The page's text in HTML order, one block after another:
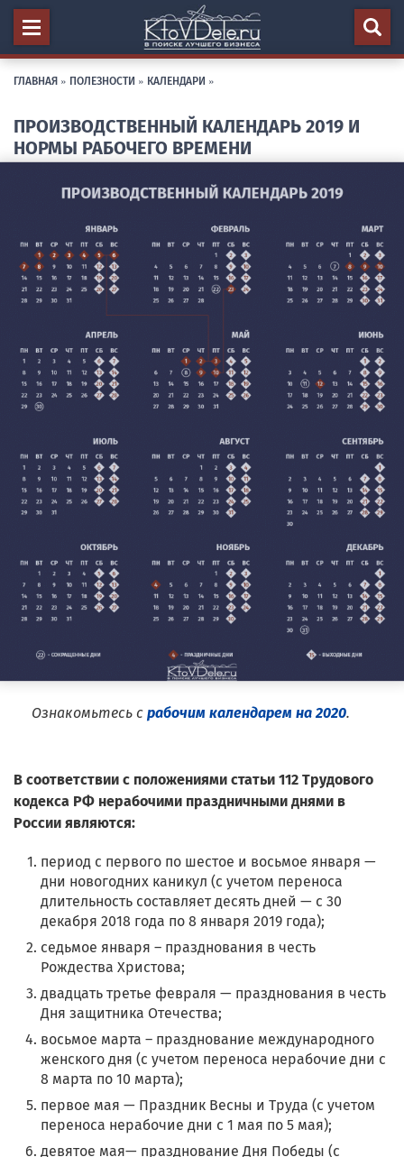
ГЛАВНАЯ » ПОЛЕЗНОСТИ » КАЛЕНДАРИ »
ПРОИЗВОДСТВЕННЫЙ КАЛЕНДАРЬ 2019 И
НОРМЫ РАБОЧЕГО ВРЕМЕНИ
Ознакомьтесь с рабочим календарем на 2020.
В соответствии с положениями статьи 112 Трудового
кодекса РФ нерабочими праздничными днями в
России являются:
период с первого по шестое и восьмое января —
дни новогодних каникул (с учетом переноса
длительность составляет десять дней — с 30
декабря 2018 года по 8 января 2019 года);
седьмое января – празднования в честь
Рождества Христова;
двадцать третье февраля — празднования в честь
Дня защитника Отечества;
восьмое марта – празднование международного
женского дня (с учетом переноса нерабочие дни с
8 марта по 10 марта);
первое мая — Праздник Весны и Труда (с учетом
переноса нерабочие дни с 1 мая по 5 мая);
девятое мая— празднование Дня Победы (с